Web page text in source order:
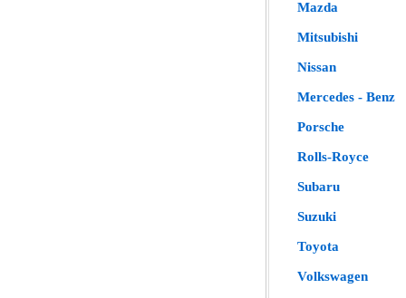
Mazda
Mitsubishi
Nissan
Mercedes - Benz
Porsche
Rolls-Royce
Subaru
Suzuki
Toyota
Volkswagen